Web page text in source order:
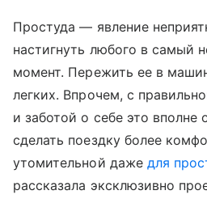
Простуда — явление
настигнуть любого в самый
момент. Пережить ее в
легких. Впрочем, с
и заботой о себе это вполне
сделать поездку более
утомительной даже для
рассказала эксклюзивно